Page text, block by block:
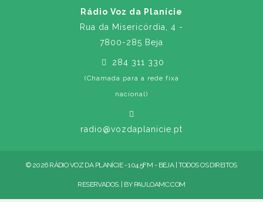
Rádio Voz da Planície
Rua da Misericórdia, 4 -
7800-285 Beja
284 311 330
(Chamada para a rede fixa
nacional)
radio@vozdaplanicie.pt
© 2026 RÁDIO VOZ DA PLANÍCIE - 104.5FM - BEJA | TODOS OS DIREITOS
RESERVADOS. | BY PAULOAMC.COM